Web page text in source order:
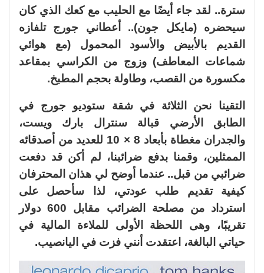
سترة.. لقد جاء أيضًا مع الحليب مع كعك الذي كان
سيحضره (مايكل جون).. أعطاني جورج تلفازه
القديم بالأبيض والأسود المحمول (مع هوائي
شماعات المعاطف) وزوج من الكراسي بمقاعد
مكسورة من القصب، وطاولة بحجم المطبخ.
التقينا نحن الثلاثة في شقة ستوديو جورج في
الطابق الأرضي قبالة سنترال بارك ويست،
والجدران مغطاة بأبعاد 8 × 10 للعديد من أصدقائه
الممثلين، وقمنا بدفع ضرائبنا، لم أكن قد دفعت
ضرائبي من قبل.. عندما أوضح لي هذان المحترفان
كيفية تقديم طلب عودتي، لذا سأحصل على
استرداد من مصلحة الضرائب مقابل 600 دولار
تقريبًا، وهى اللحظة الأولى للملاءة المالية في
حياتي البالغة، اعتقدت أنني فزت في اليانصيب.